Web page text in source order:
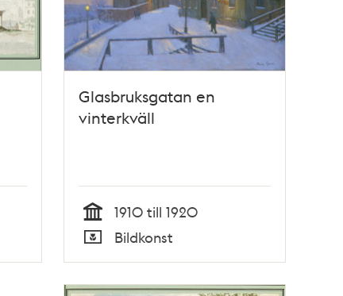
Glasbruksgatan en
vinterkväll
Tid
1910 till 1920
Typ
Bildkonst